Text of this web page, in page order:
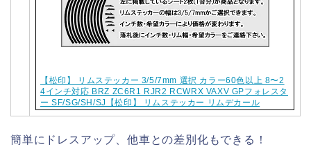
【松印】 リムステッカー 3/5/7mm 選択 カラー60色以上 8〜2
4インチ対応 BRZ ZC6R1 RJR2 RCWRX VAXV GPフォレスタ
ー SF/SG/SH/SJ【松印】 リムステッカー リムデカール
簡単にドレスアップ、他車との差別化もできる！